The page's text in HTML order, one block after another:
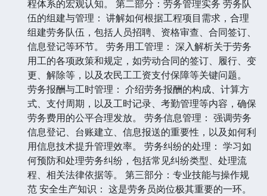
程体系的宏观认知。 第二部分：劳务管理实务 劳务队
伍的组建与管理： 讲解如何根据工程项目需求，合理
组建劳务队伍，包括人员招聘、资格审查、合同签订、
信息登记等环节。 劳务用工管理： 深入解析关于劳务
用工的各项政策和规定，如劳动合同的签订、履行、变
更、解除等，以及农民工工资支付保障等关键问题。
劳务报酬与工时管理： 介绍劳务报酬的构成、计算方
式、支付周期，以及工时记录、考勤管理等内容，确保
劳务费用的公平合理发放。 劳务信息管理： 强调劳务
信息登记、台账建立、信息报送的重要性，以及如何利
用信息技术提升管理效率。 劳务纠纷的处理： 学习如
何预防和处理劳务纠纷，包括常见纠纷类型、处理流
程、相关法律依据等。 第三部分：专业技能与操作规
范 安全生产知识： 这是劳务员岗位极其重要的一环。